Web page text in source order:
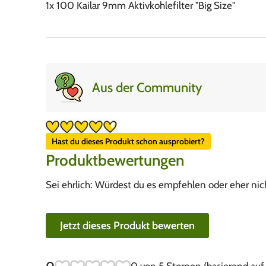
1x 100 Kailar 9mm Aktivkohlefilter "Big Size"
Aus der Community
Hast du dieses Produkt schon ausprobiert?
Produktbewertungen
Sei ehrlich: Würdest du es empfehlen oder eher
Jetzt dieses Produkt bewerten